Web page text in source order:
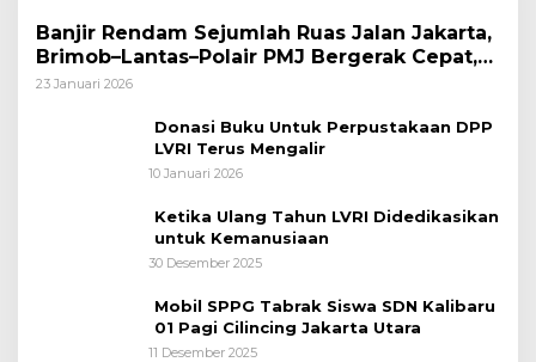
Banjir Rendam Sejumlah Ruas Jalan Jakarta,
Brimob–Lantas–Polair PMJ Bergerak Cepat,
Polri Siagakan 128.247 Personel Secara
23 Januari 2026
Donasi Buku Untuk Perpustakaan DPP
LVRI Terus Mengalir
10 Januari 2026
Ketika Ulang Tahun LVRI Didedikasikan
untuk Kemanusiaan
30 Desember 2025
Mobil SPPG Tabrak Siswa SDN Kalibaru
01 Pagi Cilincing Jakarta Utara
11 Desember 2025